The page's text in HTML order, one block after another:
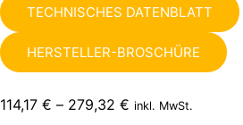
TECHNISCHES DATENBLATT
HERSTELLER-BROSCHÜRE
114,17 € – 279,32 € inkl. MwSt.